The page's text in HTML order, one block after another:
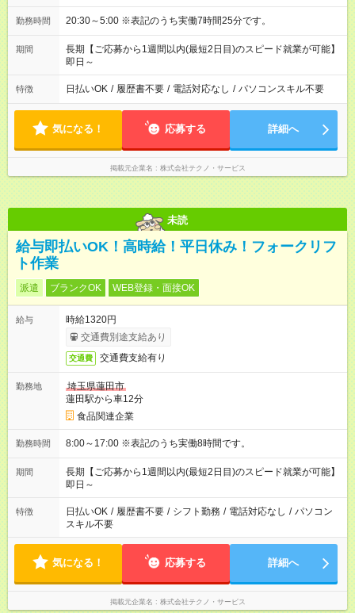
勤務時間 20:30～5:00 ※表記のうち実働7時間25分です。
期間
長期【ご応募から1週間以内(最短2日目)のスピード就業が可能】
即日～
特徴 日払いOK / 履歴書不要 / 電話対応なし / パソコンスキル不要
気になる！ 応募する 詳細へ
掲載元企業名 株式会社テクノ・サービス
未読
給与即払いOK！高時給！平日休み！フォークリフ
ト作業
派遣 ブランクOK WEB登録・面接OK
給与
時給1320円
交通費別途支給あり
交通費 交通費支給有り
勤務地
埼玉県蓮田市
蓮田駅から車12分
食品関連企業
勤務時間 8:00～17:00 ※表記のうち実働8時間です。
期間
長期【ご応募から1週間以内(最短2日目)のスピード就業が可能】
即日～
特徴 日払いOK / 履歴書不要 / シフト勤務 / 電話対応なし / パソコン
スキル不要
気になる！ 応募する 詳細へ
掲載元企業名 株式会社テクノ・サービス